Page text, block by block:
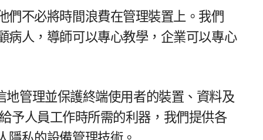
們​不必​將​時間​浪費​在​管理​裝置​上。​我們​
病人，​導師​可以​專心​教學，​企業​可以​專心​
地​管理​並​保護​終端​使用者​的​裝置、​資料​及
予​人​員​工作時​所​需​的​利器，​我們​提供​各​